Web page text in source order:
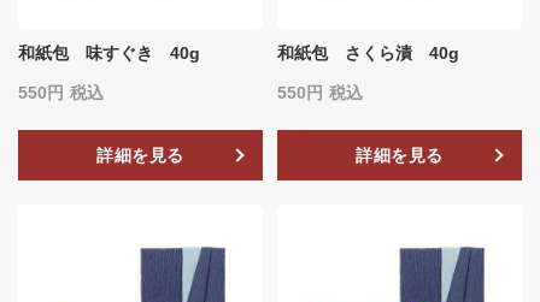
和紙包 味すぐき 40g
550 税込
詳細を見る
和紙包 さくら漬 40g
550 税込
詳細を見る